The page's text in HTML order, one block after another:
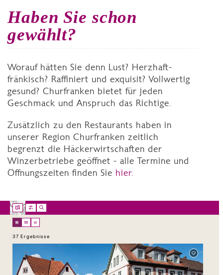
Haben Sie schon
gewählt?
Worauf hätten Sie denn Lust? Herzhaft-
fränkisch? Raffiniert und exquisit? Vollwertig
gesund? Churfranken bietet für jeden
Geschmack und Anspruch das Richtige.
Zusätzlich zu den Restaurants haben in
unserer Region Churfranken zeitlich
begrenzt die Häckerwirtschaften der
Winzerbetriebe geöffnet - alle Termine und
Öffnungszeiten finden Sie hier.